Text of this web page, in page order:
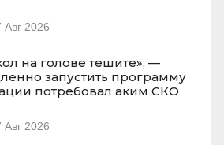
Авг 2026
на голове тешите», —
запустить программу
потребовал аким СКО
Авг 2026